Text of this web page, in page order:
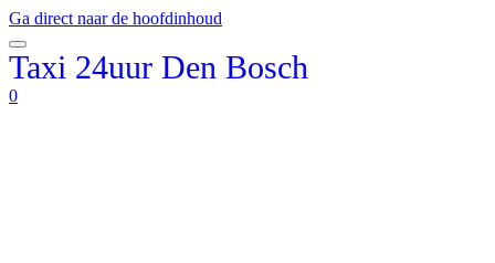
Ga direct naar de hoofdinhoud
Taxi 24uur Den Bosch
0